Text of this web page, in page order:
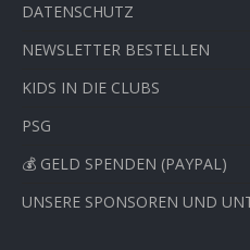
DATENSCHUTZ
NEWSLETTER BESTELLEN
KIDS IN DIE CLUBS
PSG
💰 GELD SPENDEN (PAYPAL)
UNSERE SPONSOREN UND